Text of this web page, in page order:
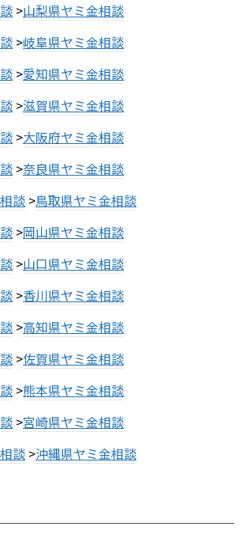
>山梨県ヤミ金相談
>岐阜県ヤミ金相談
>愛知県ヤミ金相談
>滋賀県ヤミ金相談
>大阪府ヤミ金相談
>奈良県ヤミ金相談
談 >鳥取県ヤミ金相談
>岡山県ヤミ金相談
>山口県ヤミ金相談
>香川県ヤミ金相談
>高知県ヤミ金相談
>佐賀県ヤミ金相談
>熊本県ヤミ金相談
>宮崎県ヤミ金相談
談 >沖縄県ヤミ金相談